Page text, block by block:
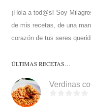
¡Hola a tod@s! Soy
de mis recetas, de una
corazón de tus seres
ÚLTIMAS RECETAS…
Verdinas